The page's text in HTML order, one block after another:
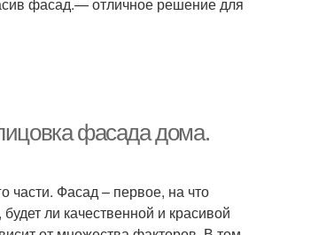
фасада дома.
части. Фасад – первое, на что
ли качественной и красивой